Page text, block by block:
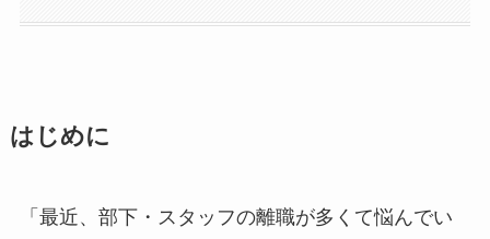
はじめに
「最近、部下・スタッフの離職が多くて悩んでい